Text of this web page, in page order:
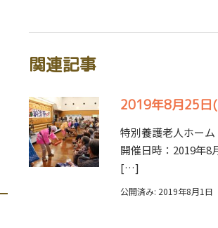
関連記事
2019年8月25日
特別養護老人ホーム
開催日時：2019年
[…]
公開済み: 2019年8月1日